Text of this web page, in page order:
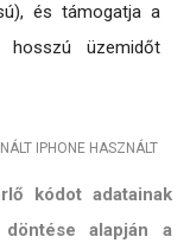
és támogatja a
üzemidőt
IPHONE HASZNÁLT
kódot adatainak
alapján a